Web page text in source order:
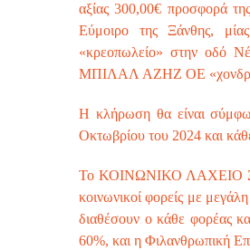
αξίας 300,00€ προσφορά
Εύμοιρο της Ξάνθης,
«κρεοπωλείο» στην οδό
ΜΠΙΛΑΛ ΑΖΗΖ ΟΕ
Η κλήρωση θα είναι
Οκτωβρίου του 2024 και
Το ΚΟΙΝΩΝΙΚΟ ΛΑΧΕΙΟ
κοινωνικοί φορείς με
διαθέσουν ο κάθε φορέας
60%, και η Φιλανθρωπική